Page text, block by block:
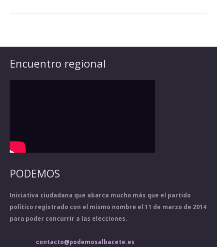
Encuentro regional
PODEMOS
Iniciativa ciudadana que abarca mucho más que el partido
político registrado con el mismo nombre el 11 de marzo de 2014
para poder concurrir a las elecciones.
contacto@podemosalbacete.es